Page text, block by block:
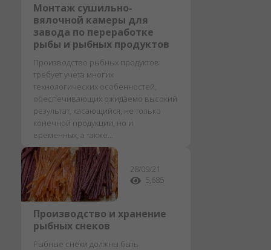
Монтаж сушильно-
вялочной камеры для
завода по переработке
рыбы и рыбных продуктов
Производство рыбных продуктов
требует учета многих
технологических особенностей,
обеспечивающих ожидаемо высокий
результат, касающийся, не только
конечной продукции, но и
временных, а также...
28/09/21
5,685
Производство и хранение
рыбных снеков
Рыбные снеки должны быть